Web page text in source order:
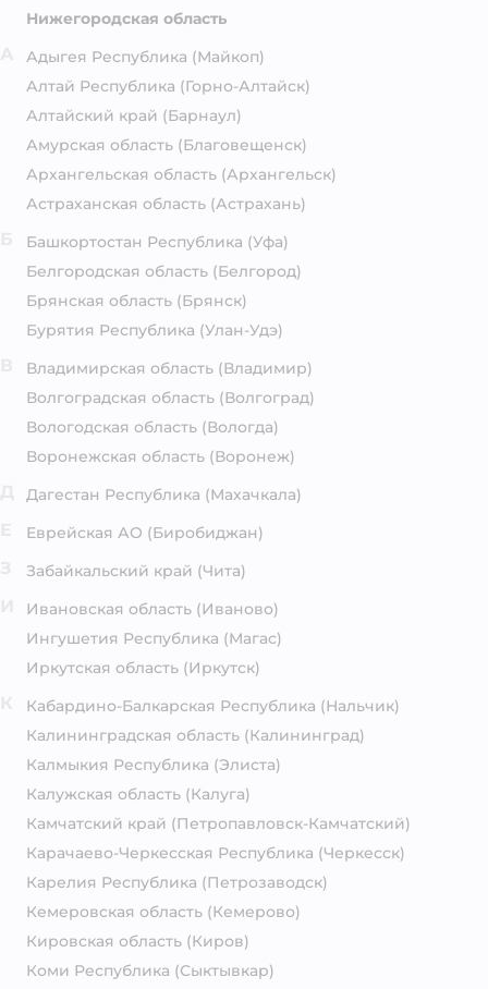
Нижегородская область
Адыгея Республика (Майкоп)
Алтай Республика (Горно-Алтайск)
Алтайский край (Барнаул)
Амурская область (Благовещенск)
Архангельская область (Архангельск)
Астраханская область (Астрахань)
Башкортостан Республика (Уфа)
Белгородская область (Белгород)
Брянская область (Брянск)
Бурятия Республика (Улан-Удэ)
Владимирская область (Владимир)
Волгоградская область (Волгоград)
Вологодская область (Вологда)
Воронежская область (Воронеж)
Дагестан Республика (Махачкала)
Еврейская АО (Биробиджан)
Забайкальский край (Чита)
Ивановская область (Иваново)
Ингушетия Республика (Магас)
Иркутская область (Иркутск)
Кабардино-Балкарская Республика (Нальчик)
Калининградская область (Калининград)
Калмыкия Республика (Элиста)
Калужская область (Калуга)
Камчатский край (Петропавловск-Камчатский)
Карачаево-Черкесская Республика (Черкесск)
Карелия Республика (Петрозаводск)
Кемеровская область (Кемерово)
Кировская область (Киров)
Коми Республика (Сыктывкар)